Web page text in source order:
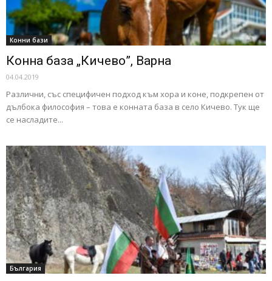
Конни бази
Конна база „Кичево”, Варна
04.04.2019
Различни, със специфичен подход към хора и коне, подкрепен от
дълбока философия – това е конната база в село Кичево. Тук ще
се насладите...
България